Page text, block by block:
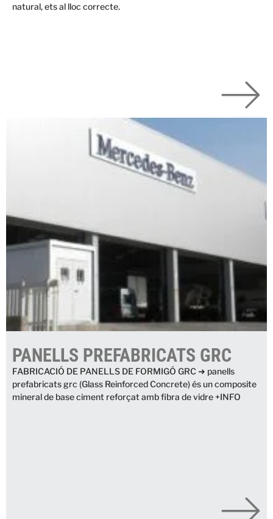
natural, ets al lloc correcte.
PANELLS PREFABRICATS GRC
FABRICACIÓ DE PANELLS DE FORMIGÓ GRC ➜ panells
prefabricats grc (Glass Reinforced Concrete) és un composite
mineral de base ciment reforçat amb fibra de vidre +INFO